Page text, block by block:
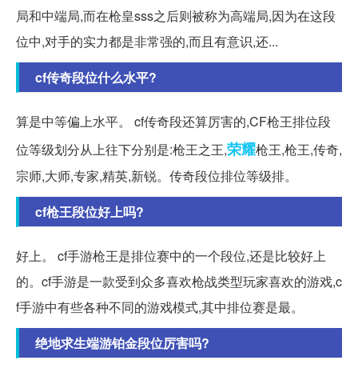
局和中端局,而在枪皇sss之后则被称为高端局,因为在这段
位中,对手的实力都是非常强的,而且有意识,还...
cf传奇段位什么水平?
算是中等偏上水平。 cf传奇段还算厉害的,CF枪王排位段
位等级划分从上往下分别是:枪王之王,荣耀枪王,枪王,传奇,
宗师,大师,专家,精英,新锐。传奇段位排位等级排。
cf枪王段位好上吗?
好上。 cf手游枪王是排位赛中的一个段位,还是比较好上
的。cf手游是一款受到众多喜欢枪战类型玩家喜欢的游戏,c
f手游中有些各种不同的游戏模式,其中排位赛是最。
绝地求生端游铂金段位厉害吗?